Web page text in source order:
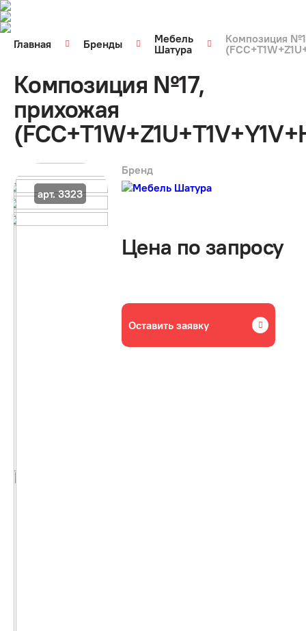
Главная Бренды
Мебель
Шатура
Композиция
Композиция №17,
прихожая
арт. 3323
Бренд
Цена по запросу
Оставить заявку